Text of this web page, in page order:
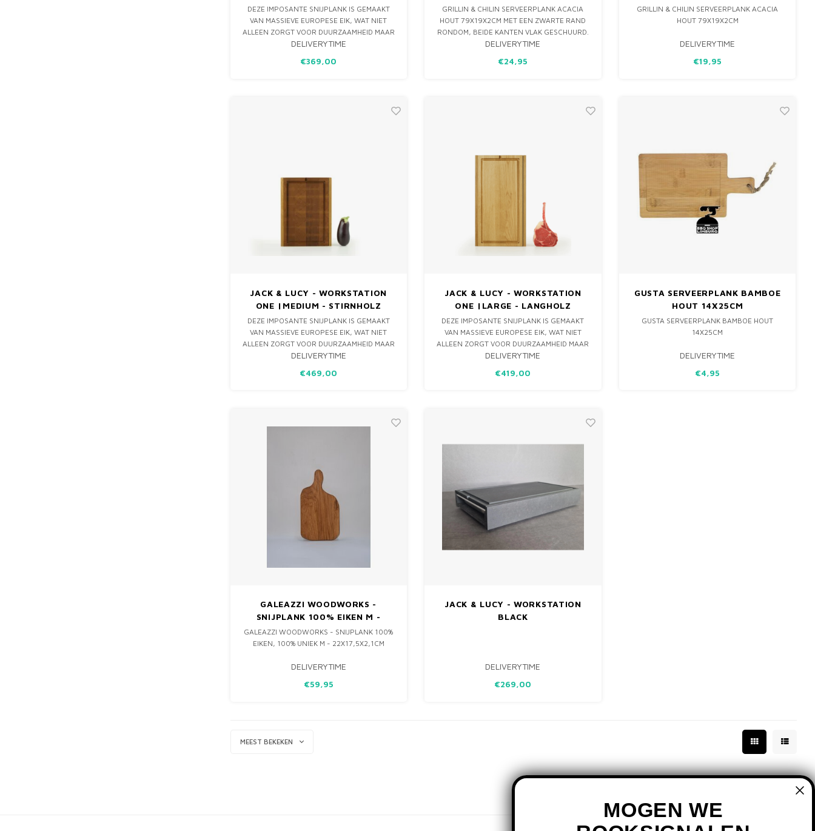
DEZE IMPOSANTE SNIJPLANK IS GEMAAKT
VAN MASSIEVE EUROPESE EIK, WAT NIET
ALLEEN ZORGT VOOR DUURZAAMHEID MAAR
OOK EEN VLEUGJE ELEGANTIE TOEVOEGT
ONTWERP BEVAT EEN UITSCHUIFBARE
DELIVERYTIME
€369,00
79X19X2CM
GRILLIN & CHILIN SERVEERPLANK ACACIA
HOUT 79X19X2CM MET EEN ZWARTE RAND
RONDOM, BEIDE KANTEN VLAK GESCHUURD.
DELIVERYTIME
€24,95
GRILLIN & CHILIN SERVEERPLANK ACACIA
HOUT 79X19X2CM
DELIVERYTIME
€19,95
JACK & LUCY - WORKSTATION
ONE |MEDIUM - STIRNHOLZ
DEZE IMPOSANTE SNIJPLANK IS GEMAAKT
VAN MASSIEVE EUROPESE EIK, WAT NIET
ALLEEN ZORGT VOOR DUURZAAMHEID MAAR
OOK EEN VLEUGJE ELEGANTIE TOEVOEGT
ONTWERP BEVAT EEN UITSCHUIFBARE
DELIVERYTIME
€469,00
JACK & LUCY - WORKSTATION
ONE |LARGE - LANGHOLZ
DEZE IMPOSANTE SNIJPLANK IS GEMAAKT
VAN MASSIEVE EUROPESE EIK, WAT NIET
ALLEEN ZORGT VOOR DUURZAAMHEID MAAR
OOK EEN VLEUGJE ELEGANTIE TOEVOEGT
ONTWERP BEVAT EEN UITSCHUIFBARE
DELIVERYTIME
€419,00
GUSTA SERVEERPLANK BAMBOE
HOUT 14X25CM
GUSTA SERVEERPLANK BAMBOE HOUT
14X25CM
DELIVERYTIME
€4,95
GALEAZZI WOODWORKS -
SNIJPLANK 100% EIKEN M -
22X17,5X2,1CM
GALEAZZI WOODWORKS - SNIJPLANK 100%
EIKEN, 100% UNIEK M - 22X17,5X2,1CM
DELIVERYTIME
€59,95
JACK & LUCY - WORKSTATION
BLACK
DELIVERYTIME
€269,00
MEEST BEKEKEN
MOGEN WE